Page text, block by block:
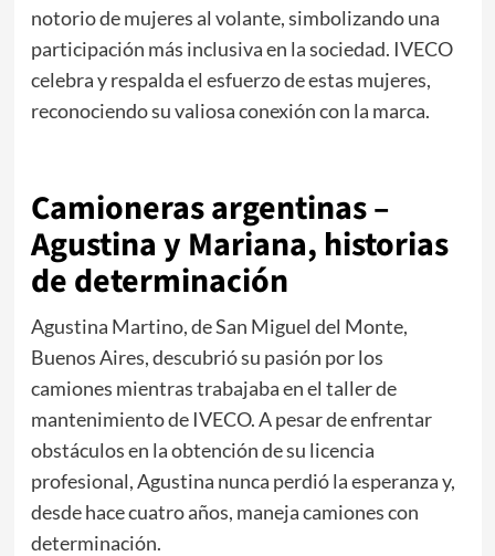
notorio de mujeres al volante, simbolizando una
participación más inclusiva en la sociedad. IVECO
celebra y respalda el esfuerzo de estas mujeres,
reconociendo su valiosa conexión con la marca.
Camioneras argentinas –
Agustina y Mariana, historias
de determinación
Agustina Martino, de San Miguel del Monte,
Buenos Aires, descubrió su pasión por los
camiones mientras trabajaba en el taller de
mantenimiento de IVECO. A pesar de enfrentar
obstáculos en la obtención de su licencia
profesional, Agustina nunca perdió la esperanza y,
desde hace cuatro años, maneja camiones con
determinación.